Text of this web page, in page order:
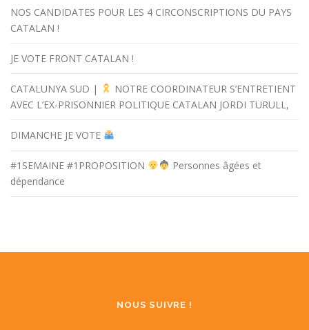
NOS CANDIDATES POUR LES 4 CIRCONSCRIPTIONS DU PAYS
CATALAN !
JE VOTE FRONT CATALAN !
CATALUNYA SUD |
NOTRE COORDINATEUR S’ENTRETIENT
AVEC L’EX-PRISONNIER POLITIQUE CATALAN JORDI TURULL,
DIMANCHE JE VOTE
#1SEMAINE #1PROPOSITION
Personnes âgées et
dépendance
NOUS SUIVRE !